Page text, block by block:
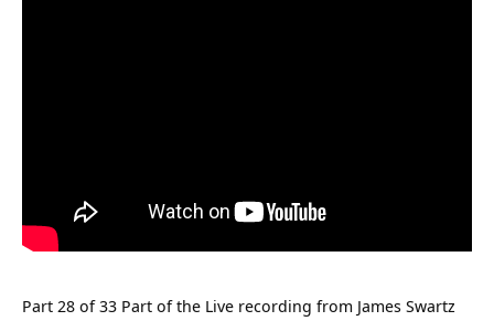
Part 28 of 33 Part of the Live recording from James Swartz